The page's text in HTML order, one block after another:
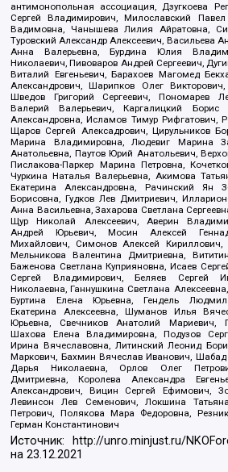
антимонопольная ассоциация, Дзугкоева
Сергей Владимирович, Милославский
Вадимовна, Чанышева Лилия Айратовна,
Туровский Александр Алексеевич, Васильева
Анна Валерьевна, Бурдина Юлия
Николаевич, Пивоваров Андрей Сергеевич,
Виталий Евгеньевич, Барахоев Магомед
Александрович, Шарипков Олег
Шведов Григорий Сергеевич, Пономарев
Валерий Валерьевич, Каргалицкий
Александровна, Исламов Тимур Рифгатович,
Щаров Сергей Алексадрович, Цирульников
Марина Владимировна, Людевиг Марина
Анатольевна, Паутов Юрий Анатольевич,
Пислакова-Паркер Марина Петровна,
Чуркина Наталья Валерьевна, Акимова
Екатерина Александровна, Рачинский Ян
Борисовна, Гудков Лев Дмитриевич,
Анна Васильевна, Захарова Светлана
Щур Николай Алексеевич, Аверин
Андрей Юрьевич, Мосин Алексей
Михайлович, Симонов Алексей Кириллович,
Мельникова Валентина Дмитриевна,
Баженова Светлана Куприяновна, Исаев
Сергей Владимирович, Беляев Сергей
Николаевна, Ганнушкина Светлана
Буртина Елена Юрьевна, Гендель
Екатерина Алексеевна, Шуманов Илья
Юрьевна, Свечников Анатолий Мариевич,
Шахова Елена Владимировна, Подузов
Ирина Вячеславовна, Литинский Леонид
Маркович, Бахмин Вячеслав Иванович,
Дарья Николаевна, Орлов Олег
Дмитриевна, Королева Александра
Александрович, Вицин Сергей Ефимович,
Левинсон Лев Семенович, Локшина
Петрович, Полякова Мара Федоровна,
Герман Константинович
Источник: http://unro.minjust.ru/
на23.12.2021